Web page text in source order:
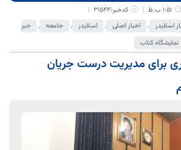
1:51 ب.ظ
کدخبر:31544
اسلایدر , اخبار اصلی , اسلایدر , جامعه ,
خبر
نمایشگاه کتاب
برای مدیریت درست جریان